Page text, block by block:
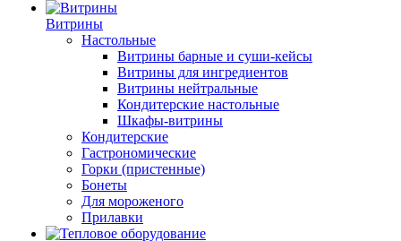
Витрины
Настольные
Витрины барные и суши-кейсы
Витрины для ингредиентов
Витрины нейтральные
Кондитерские настольные
Шкафы-витрины
Кондитерские
Гастрономические
Горки (пристенные)
Бонеты
Для мороженого
Прилавки